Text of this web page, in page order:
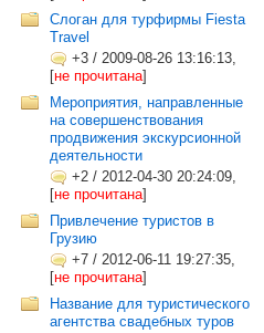
Слоган для турфирмы Fiesta
Travel
+3 / 2009-08-26 13:16:13,
[не прочитана]
Мероприятия, направленные
на совершенствования
продвижения экскурсионной
деятельности
+2 / 2012-04-30 20:24:09,
[не прочитана]
Привлечение туристов в
Грузию
+7 / 2012-06-11 19:27:35,
[не прочитана]
Название для туристического
агентства свадебных туров